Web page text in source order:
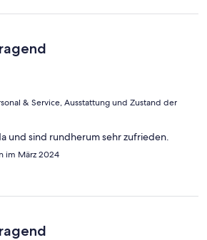
& Service, Ausstattung und Zustand der
und sind rundherum sehr zufrieden.
im März 2024